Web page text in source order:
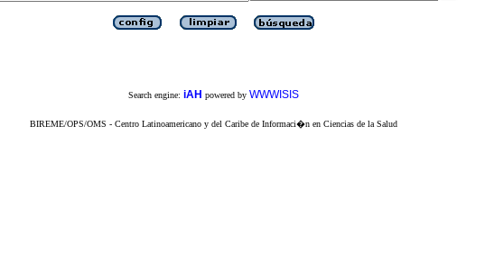
Search engine: iAH powered by WWWISIS
BIREME/OPS/OMS - Centro Latinoamericano y del Caribe de Informaci�n en Ciencias de la Salud